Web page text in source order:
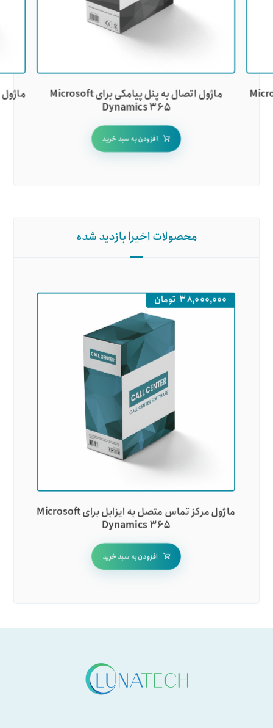
ماژول اتصال به پنل پیامکی برای Microsoft
Dynamics ۳۶۵
افزودن به سبد خرید
محصولات اخیرا بازدید شده
ماژول مرکز تماس متصل به ایزابل برای Microsoft
Dynamics ۳۶۵
۳۸,۰۰۰,۰۰۰ تومان
افزودن به سبد خرید